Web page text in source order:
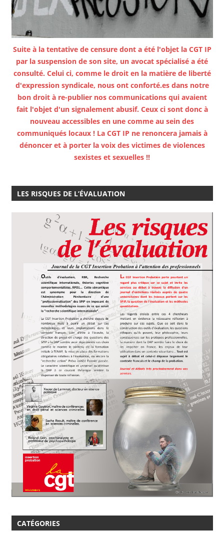
Suite à la tentative de censure dont a été l'objet la CGT IP
par la suspension de son site, un avocat spécialisé a été
consulté. Celui ci, comme le droit en la matière de liberté
d'expression syndicale, nous ont conforté.es dans notre
bon droit à re-publier nos communications qui avaient
fait l'objet d'un signalement abusif. Ceux ci sont donc à
nouveau accessibles en une comme au sein des
communiqués locaux ! La CGT IP ne renoncera jamais à
dénoncer et à porter la voix des victimes de violences
sexistes et sexuelles !!
LES RISQUES DE L’ÉVALUATION
CATÉGORIES